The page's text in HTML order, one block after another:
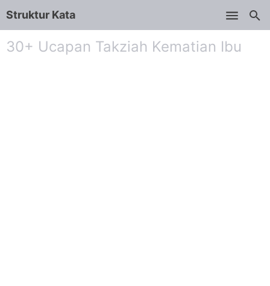
Struktur Kata
30+ Ucapan Takziah Kematian Ibu